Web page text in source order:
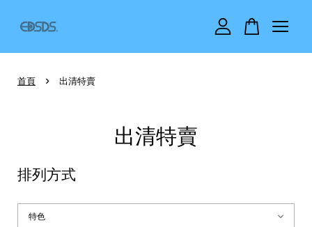
首頁 › 出清特賣
出清特賣
排列方式
您的購物車目前還是空的。